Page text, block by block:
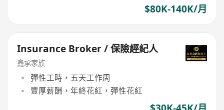
$80K-140K/月
Insurance Broker / 保險經紀人
鑫承家族
彈性工時，五天工作周
豐厚薪酬，年終花紅，彈性花紅